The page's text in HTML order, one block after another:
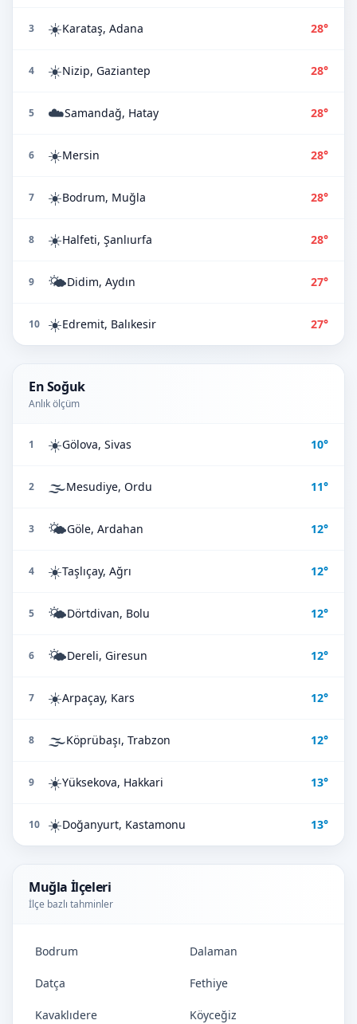
3 ☀️Karataş, Adana 28°
4 ☀️Nizip, Gaziantep 28°
5 ☁️Samandağ, Hatay 28°
6 ☀️Mersin 28°
7 ☀️Bodrum, Muğla 28°
8 ☀️Halfeti, Şanlıurfa 28°
9 🌤️Didim, Aydın 27°
10 ☀️Edremit, Balıkesir 27°
En Soğuk
Anlık ölçüm
1 ☀️Gölova, Sivas 10°
2 🌫️Mesudiye, Ordu 11°
3 🌤️Göle, Ardahan 12°
4 ☀️Taşlıçay, Ağrı 12°
5 🌤️Dörtdivan, Bolu 12°
6 🌤️Dereli, Giresun 12°
7 ☀️Arpaçay, Kars 12°
8 🌫️Köprübaşı, Trabzon 12°
9 ☀️Yüksekova, Hakkari 13°
10 ☀️Doğanyurt, Kastamonu 13°
Muğla İlçeleri
İlçe bazlı tahminler
Bodrum Dalaman
Datça Fethiye
Kavaklıdere Köyceğiz